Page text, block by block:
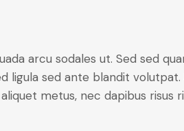
arcu sodales ut. Sed sed
ligula sed ante blandit volutpat.
metus, nec dapibus risus